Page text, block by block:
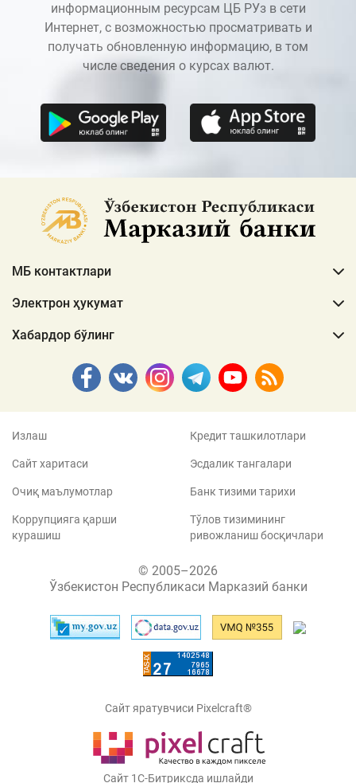
информационным ресурсам ЦБ РУз в сети
Интернет, с возможностью просматривать и
получать обновленную информацию, в том
числе сведения о курсах валют.
МБ контактлари
Электрон ҳукумат
Хабардор бўлинг
Излаш
Сайт харитаси
Очиқ маълумотлар
Коррупцияга қарши
курашиш
Кредит ташкилотлари
Эсдалик тангалари
Банк тизими тарихи
Тўлов тизимининг
ривожланиш босқичлари
© 2005–2026
Ўзбекистон Республикаси Марказий банки
Сайт яратувчиси Pixelcraft®
Сайт 1C-Битриксда ишлайди